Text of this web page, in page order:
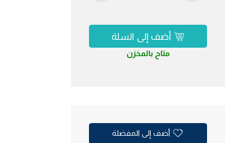
أضف إلى السلة
متاح بالمخزن
أضف إلى المفضلة